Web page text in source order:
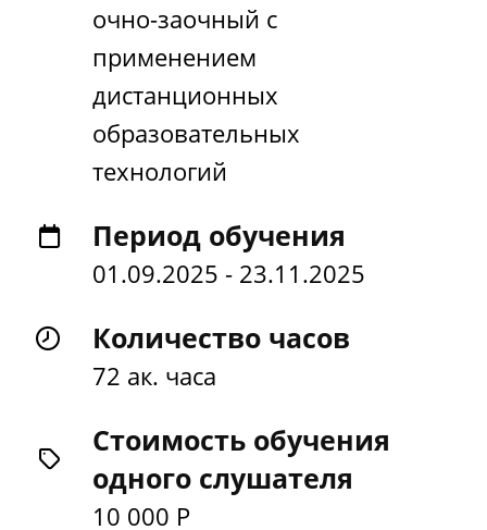
очно-заочный с
применением
дистанционных
образовательных
технологий
Период обучения
01.09.2025 - 23.11.2025
Количество часов
72 ак. часа
Стоимость обучения
одного слушателя
10 000 Р